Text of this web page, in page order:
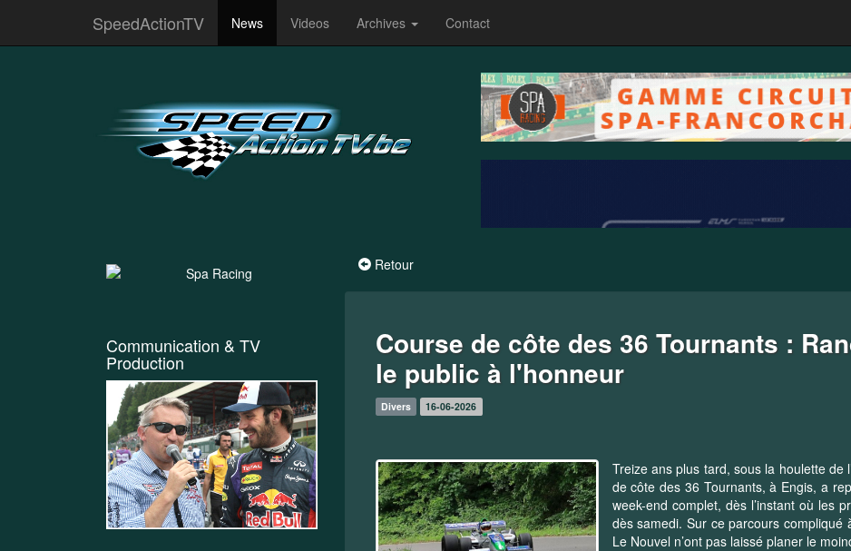
SpeedActionTV News Videos Archives Contact
Retour
Course de côte des 36 Tournants :
le public à l'honneur
Divers 16-06-2026
Treize ans plus tard, sous la houlette de
de côte des 36 Tournants, à Engis, a
week-end complet, dès l’instant où les
dès samedi. Sur ce parcours
Le Nouvel n’ont pas laissé planer le
Communication & TV
Production